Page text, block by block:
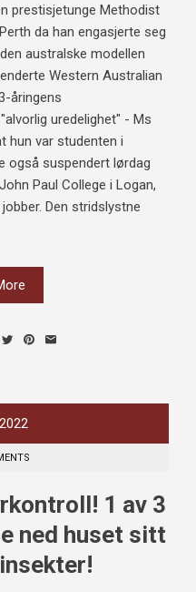
prestisjetunge Methodist
da han engasjerte seg
australske modellen
Western Australian
åringens
uredelighet" - Ms
hun var studenten i
også suspendert lørdag
Paul College i Logan,
Den stridslystne
2022
1 av 3
ned huset sitt